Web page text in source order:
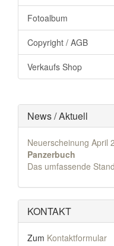
Fotoalbum
Copyright / AGB
Verkaufs Shop
News / Aktuell
Neuerscheinung April
Panzerbuch
Das umfassende
KONTAKT
Zum Kontaktformular